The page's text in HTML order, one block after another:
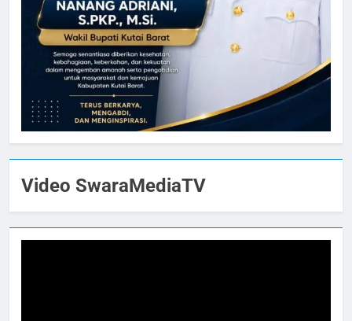
Video SwaraMediaTV